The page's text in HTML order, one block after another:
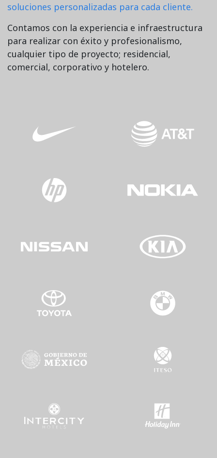
soluciones personalizadas para cada cliente.
Contamos con la experiencia e infraestructura
para realizar con éxito y profesionalismo,
cualquier tipo de proyecto; residencial,
comercial, corporativo y hotelero.